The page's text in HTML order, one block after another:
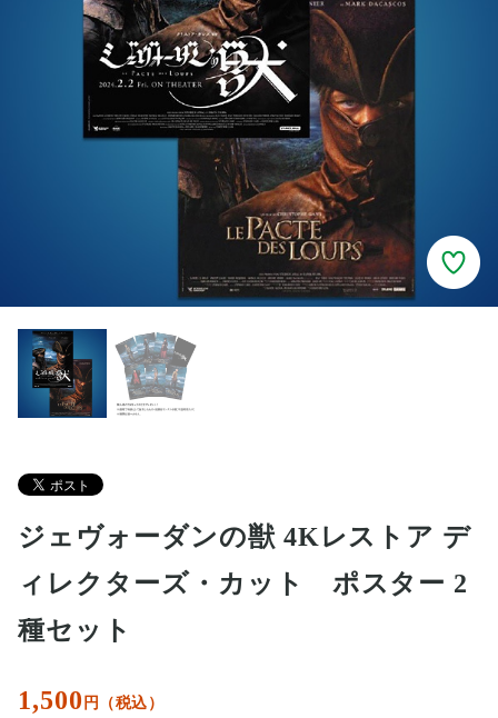
ジェヴォーダンの獣 4Kレストア デ
ィレクターズ・カット ポスター 2
種セット
1,500 円（税込）